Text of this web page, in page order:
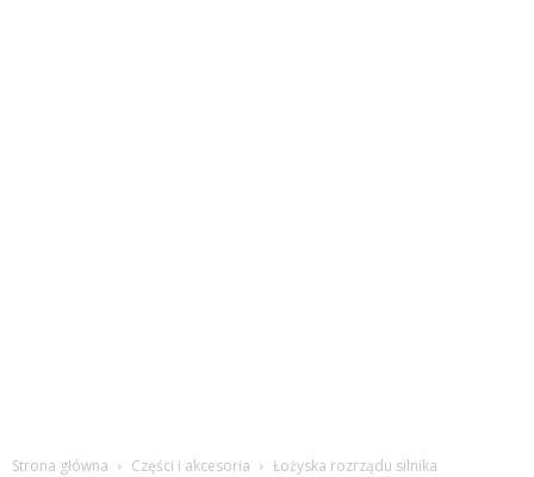
Strona główna Części i akcesoria Łożyska rozrządu silnika